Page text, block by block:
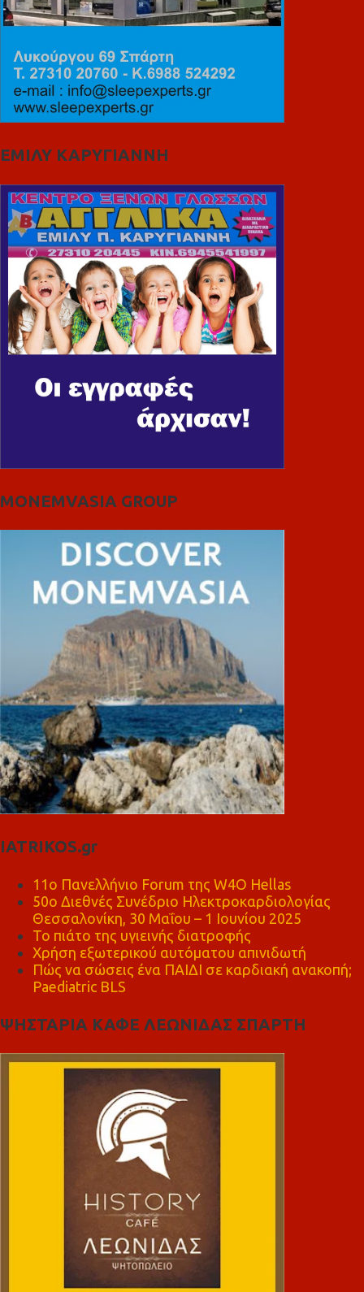
ΕΜΙΛΥ ΚΑΡΥΓΙΑΝΝΗ
MONEMVASIA GROUP
IATRIKOS.gr
11ο Πανελλήνιο Forum της W4O Hellas
50ο Διεθνές Συνέδριο Ηλεκτροκαρδιολογίας
Θεσσαλονίκη, 30 Μαΐου – 1 Ιουνίου 2025
Το πιάτο της υγιεινής διατροφής
Χρήση εξωτερικού αυτόματου απινιδωτή
Πώς να σώσεις ένα ΠΑΙΔΙ σε καρδιακή ανακοπή;
Paediatric BLS
ΨΗΣΤΑΡΙΑ ΚΑΦΕ ΛΕΩΝΙΔΑΣ ΣΠΑΡΤΗ